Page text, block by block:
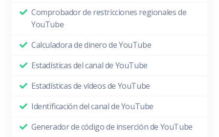
Comprobador de restricciones regionales de
YouTube
Calculadora de dinero de YouTube
Estadísticas del canal de YouTube
Estadísticas de vídeos de YouTube
Identificación del canal de YouTube
Generador de código de inserción de YouTube